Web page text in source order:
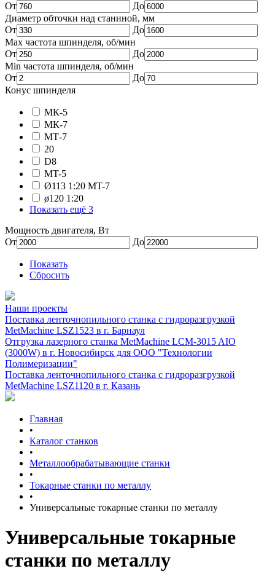
От
До
Диаметр обточки над станиной, мм
От
До
Max частота шпинделя, об/мин
От
До
Min частота шпинделя, об/мин
От
До
Конус шпинделя
МК-5
МК-7
MТ-7
20
D8
MT-5
Ø113 1:20 MT-7
ø120 1:20
Показать ещё 3
Мощность двигателя, Вт
От
До
Показать
Сбросить
Наши проекты
Поставка ленточнопильного станка c гидроразгрузкой
MetMachine LSZ1523 в г. Барнаул
Отгрузка лазерного станка MetMachine LCM-3015 AIO
(3000W) в г. Новосибирск для ООО "Технологии
Полимеризации"
Поставка ленточнопильного станка c гидроразгрузкой
MetMachine LSZ1120 в г. Казань
Главная
•
Каталог станков
•
Металлообрабатывающие станки
•
Токарные станки по металлу
•
Универсальные токарные станки по металлу
Универсальные токарные
станки по металлу